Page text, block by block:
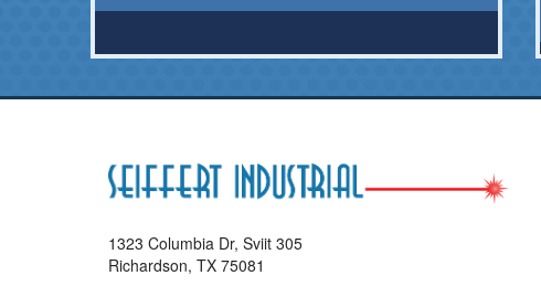
1323 Columbia Dr, Sviit 305
Richardson, TX 75081